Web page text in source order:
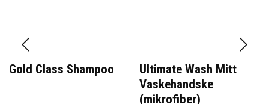
Gold Class Shampoo
Ultimate Wash Mitt
Vaskehandske
(mikrofiber)